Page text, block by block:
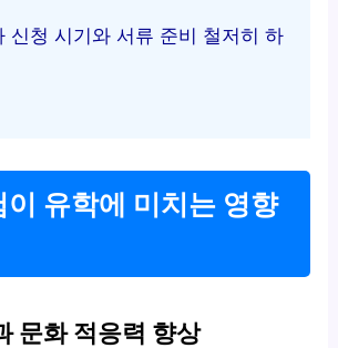
신청 시기와 서류 준비 철저히 하
이 유학에 미치는 영향
문화 적응력 향상